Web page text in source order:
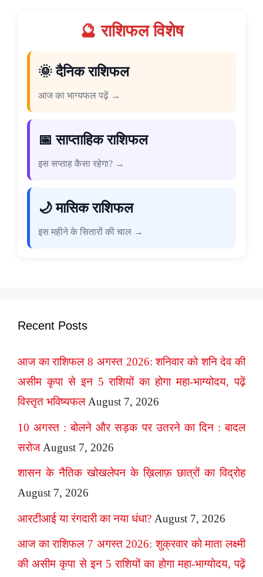
🔮 राशिफल विशेष
🌞 दैनिक राशिफल
आज का भाग्यफल पढ़ें →
📅 साप्ताहिक राशिफल
इस सप्ताह कैसा रहेगा? →
🌙 मासिक राशिफल
इस महीने के सितारों की चाल →
Recent Posts
आज का राशिफल 8 अगस्त 2026: शनिवार को शनि देव की
असीम कृपा से इन 5 राशियों का होगा महा-भाग्योदय, पढ़ें
विस्तृत भविष्यफल August 7, 2026
10 अगस्त : बोलने और सड़क पर उतरने का दिन : बादल
सरोज August 7, 2026
शासन के नैतिक खोखलेपन के ख़िलाफ़ छात्रों का विद्रोह
August 7, 2026
आरटीआई या रंगदारी का नया धंधा? August 7, 2026
आज का राशिफल 7 अगस्त 2026: शुक्रवार को माता लक्ष्मी
की असीम कृपा से इन 5 राशियों का होगा महा-भाग्योदय, पढ़ें